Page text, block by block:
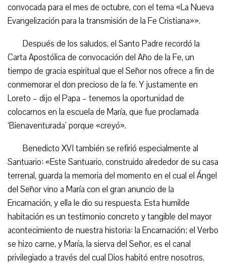
convocada para el mes de octubre, con el tema «La Nueva
Evangelización para la transmisión de la Fe Cristiana»».
Después de los saludos, el Santo Padre recordó la
Carta Apostólica de convocación del Año de la Fe, un
tiempo de gracia espiritual que el Señor nos ofrece a fin de
conmemorar el don precioso de la fe. Y justamente en
Loreto – dijo el Papa – tenemos la oportunidad de
colocarnos en la escuela de María, que fue proclamada
‘Bienaventurada’ porque «creyó».
Benedicto XVI también se refirió especialmente al
Santuario: «Este Santuario, construido alrededor de su casa
terrenal, guarda la memoria del momento en el cual el Ángel
del Señor vino a María con el gran anuncio de la
Encarnación, y ella le dio su respuesta. Esta humilde
habitación es un testimonio concreto y tangible del mayor
acontecimiento de nuestra historia: la Encarnación; el Verbo
se hizo carne, y María, la sierva del Señor, es el canal
privilegiado a través del cual Dios habitó entre nosotros.